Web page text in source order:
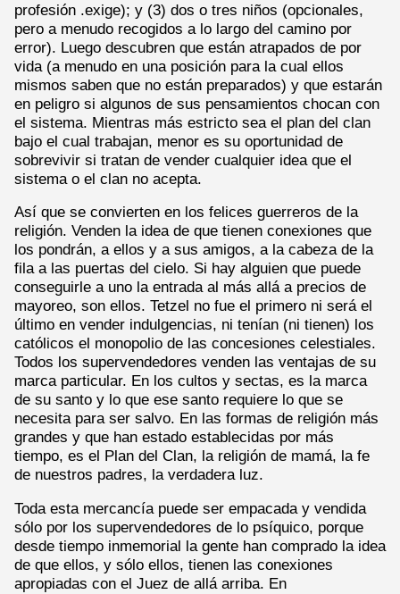
profesión .exige); y (3) dos o tres niños (opcionales,
pero a menudo recogidos a lo largo del camino por
error). Luego descubren que están atrapados de por
vida (a menudo en una posición para la cual ellos
mismos saben que no están preparados) y que estarán
en peligro si algunos de sus pensamientos chocan con
el sistema. Mientras más estricto sea el plan del clan
bajo el cual trabajan, menor es su oportunidad de
sobrevivir si tratan de vender cualquier idea que el
sistema o el clan no acepta.
Así que se convierten en los felices guerreros de la
religión. Venden la idea de que tienen conexiones que
los pondrán, a ellos y a sus amigos, a la cabeza de la
fila a las puertas del cielo. Si hay alguien que puede
conseguirle a uno la entrada al más allá a precios de
mayoreo, son ellos. Tetzel no fue el primero ni será el
último en vender indulgencias, ni tenían (ni tienen) los
católicos el monopolio de las concesiones celestiales.
Todos los supervendedores venden las ventajas de su
marca particular. En los cultos y sectas, es la marca
de su santo y lo que ese santo requiere lo que se
necesita para ser salvo. En las formas de religión más
grandes y que han estado establecidas por más
tiempo, es el Plan del Clan, la religión de mamá, la fe
de nuestros padres, la verdadera luz.
Toda esta mercancía puede ser empacada y vendida
sólo por los supervendedores de lo psíquico, porque
desde tiempo inmemorial la gente han comprado la idea
de que ellos, y sólo ellos, tienen las conexiones
apropiadas con el Juez de allá arriba. En